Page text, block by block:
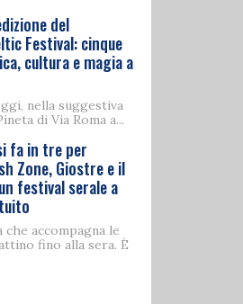
del
Festival: cinque
cultura e magia a
nella suggestiva
di Via Roma a...
fa in tre per
Zone, Giostre e il
festival serale a
che accompagna le
fino alla sera. È